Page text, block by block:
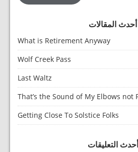
أحدث المقالات
What is Retirement Anyway
Wolf Creek Pass
Last Waltz
That’s the Sound of My Elbows not
Getting Close To Solstice Folks
أحدث التعليقات